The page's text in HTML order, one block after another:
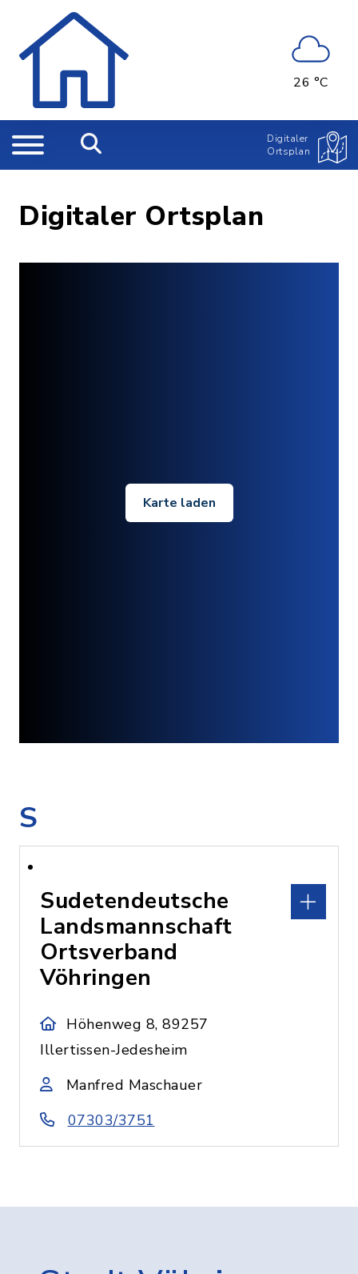
26 °C
Digitaler
Ortsplan
Digitaler Ortsplan
Karte laden
S
Sudetendeutsche
Landsmannschaft
Ortsverband
Vöhringen
Höhenweg 8, 89257
Illertissen-Jedesheim
Manfred Maschauer
07303/3751